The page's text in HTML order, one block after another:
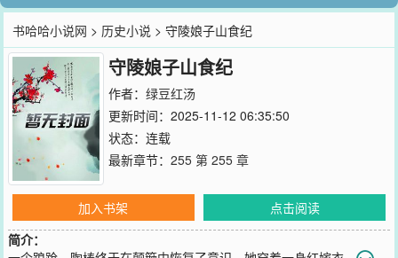
书哈哈小说网 > 历史小说 > 守陵娘子山食纪
守陵娘子山食纪
作者： 绿豆红汤
更新时间：2025-11-12 06:35:50
状态：连载
最新章节： 255 第 255 章
加入书架
点击阅读
简介：